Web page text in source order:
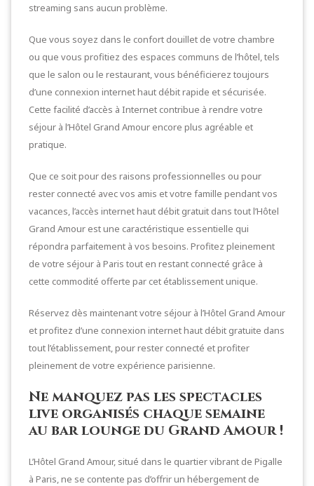
streaming sans aucun problème.
Que vous soyez dans le confort douillet de votre chambre
ou que vous profitiez des espaces communs de l’hôtel, tels
que le salon ou le restaurant, vous bénéficierez toujours
d’une connexion internet haut débit rapide et sécurisée.
Cette facilité d’accès à Internet contribue à rendre votre
séjour à l’Hôtel Grand Amour encore plus agréable et
pratique.
Que ce soit pour des raisons professionnelles ou pour
rester connecté avec vos amis et votre famille pendant vos
vacances, l’accès internet haut débit gratuit dans tout l’Hôtel
Grand Amour est une caractéristique essentielle qui
répondra parfaitement à vos besoins. Profitez pleinement
de votre séjour à Paris tout en restant connecté grâce à
cette commodité offerte par cet établissement unique.
Réservez dès maintenant votre séjour à l’Hôtel Grand Amour
et profitez d’une connexion internet haut débit gratuite dans
tout l’établissement, pour rester connecté et profiter
pleinement de votre expérience parisienne.
Ne manquez pas les spectacles
live organisés chaque semaine
au bar lounge du Grand Amour !
L’Hôtel Grand Amour, situé dans le quartier vibrant de Pigalle
à Paris, ne se contente pas d’offrir un hébergement de